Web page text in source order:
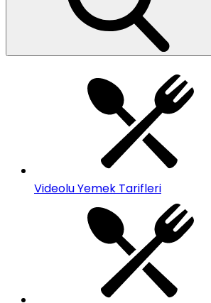
Videolu Yemek Tarifleri